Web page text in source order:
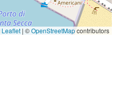
Leaflet | ©OpenStreetMapcontributors